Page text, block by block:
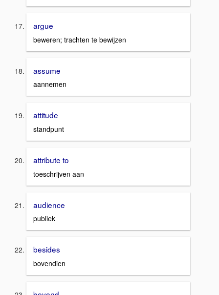
argue
beweren; trachten te bewijzen
assume
aannemen
attitude
standpunt
attribute to
toeschrijven aan
audience
publiek
besides
bovendien